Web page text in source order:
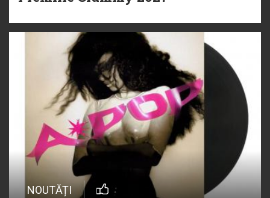
NOUTĂȚI